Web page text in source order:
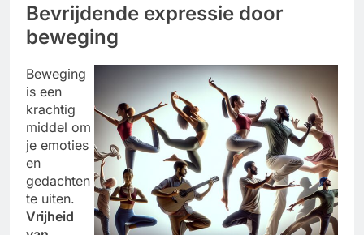
Bevrijdende expressie door
beweging
Beweging
is een
krachtig
middel om
je emoties
en
gedachten
te uiten.
Vrijheid